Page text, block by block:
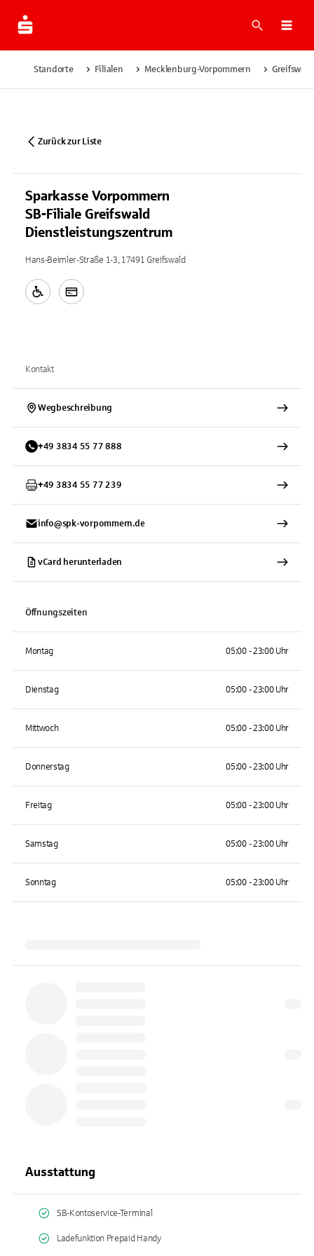
Suche
Standorte Filialen Mecklenburg-Vorpommern Greifswald
Zurück zur Liste
Sparkasse Vorpommern
SB-Filiale Greifswald
Dienstleistungszentrum
Hans-Beimler-Straße 1-3, 17491 Greifswald
Kontakt
Wegbeschreibung
+49 3834 55 77 888
+49 3834 55 77 239
info@spk-vorpommern.de
vCard herunterladen
Öffnungszeiten
Montag 05:00 - 23:00 Uhr
Dienstag 05:00 - 23:00 Uhr
Mittwoch 05:00 - 23:00 Uhr
Donnerstag 05:00 - 23:00 Uhr
Freitag 05:00 - 23:00 Uhr
Samstag 05:00 - 23:00 Uhr
Sonntag 05:00 - 23:00 Uhr
Ausstattung
SB-Kontoservice-Terminal
Ladefunktion Prepaid Handy